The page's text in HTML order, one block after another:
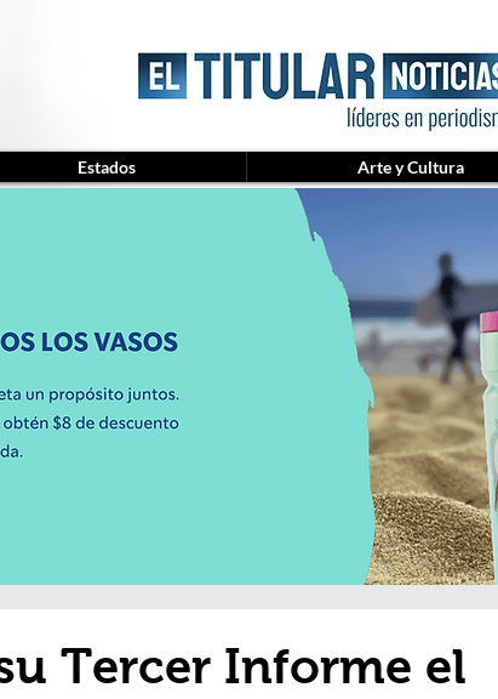
Tercer Informe el
Estados Arte y Cultura